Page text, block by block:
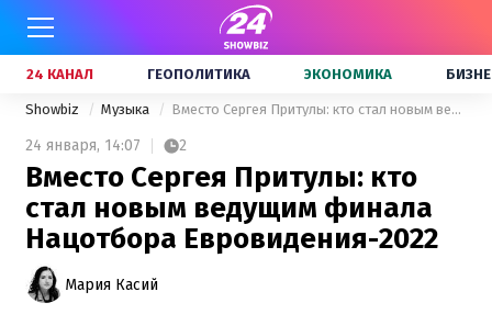
24 КАНАЛ ГЕОПОЛИТИКА ЭКОНОМИКА
Showbiz Музыка Вместо Сергея Притулы: кто стал новым ведущим финала Нацотбора Евровидения-2022
24 января, 14:07 2
Вместо Сергея Притулы: кто
стал новым ведущим финала
Нацотбора Евровидения-2022
Мария Касий